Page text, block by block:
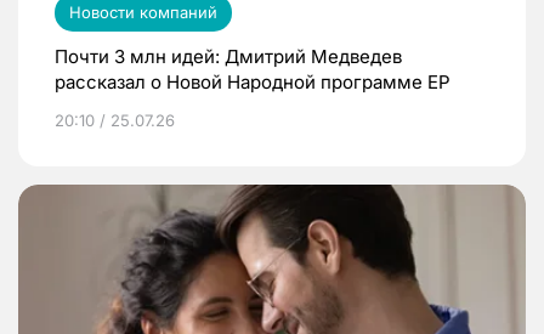
Новости компаний
Почти 3 млн идей: Дмитрий Медведев
рассказал о Новой Народной программе ЕР
20:10 / 25.07.26